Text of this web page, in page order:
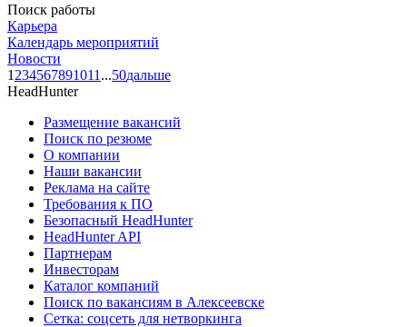
Поиск работы
Карьера
Календарь мероприятий
Новости
1 234567891011 ...50дальше
HeadHunter
Размещение вакансий
Поиск по резюме
О компании
Наши вакансии
Реклама на сайте
Требования к ПО
Безопасный HeadHunter
HeadHunter API
Партнерам
Инвесторам
Каталог компаний
Поиск по вакансиям в Алексеевске
Сетка: соцсеть для нетворкинга